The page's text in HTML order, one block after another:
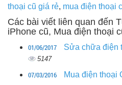
thoại cũ giá rẻ, mua điện thoại
Các bài viết liên quan đến
iPhone cũ, Mua điện thoại
01/06/2017 Sửa chữa điện
5147
07/03/2016 Mua điện thoại